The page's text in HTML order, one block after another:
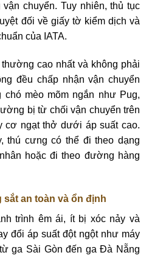
chuyển. Tuy nhiên, thủ tục
đối về giấy tờ kiểm dịch và
của IATA.
cao nhất và không phải
đều chấp nhận vận chuyển
chó mèo mõm ngắn như Pug,
bị từ chối vận chuyển trên
cơ ngạt thở dưới áp suất cao.
thú cưng có thể đi theo dạng
hoặc đi theo đường hàng
an toàn và ổn định
trình êm ái, ít bị xóc nảy và
đổi áp suất đột ngột như máy
ga Sài Gòn đến ga Đà Nẵng